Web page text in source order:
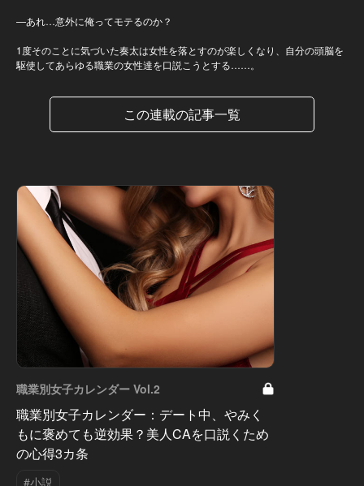
―あれ…意外に俺ってモテるのか？
1度そのことに気づいた奏太は女性を落とすのが楽しくなり、自分の頭脳を
駆使してあらゆる職業の女性達を口説こうとする……。
この連載の記事一覧
職業別女子カレンダー Vol.2
職業別女子カレンダー：デート中、やみく
もに褒めても逆効果？美人CAを口説くため
の心得3カ条
#小説